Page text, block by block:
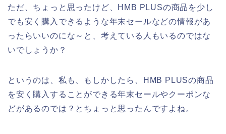
ただ、ちょっと思ったけど、HMB PLUSの商品を少し
でも安く購入できるような年末セールなどの情報があ
ったらいいのにな～と、考えている人もいるのではな
いでしょうか？
というのは、私も、もしかしたら、HMB PLUSの商品
を安く購入することができる年末セールやクーポンな
どがあるのでは？とちょっと思ったんですよね。